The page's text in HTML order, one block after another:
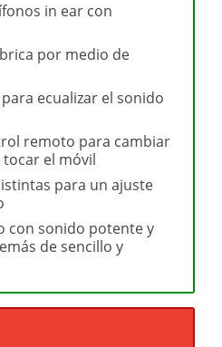
in ear con
por medio de
ecualizar el sonido
remoto para cambiar
tocar el móvil
para un ajuste
con sonido potente y
de sencillo y